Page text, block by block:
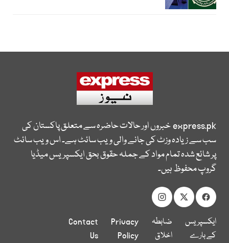
express.pkخبروں اور حالات حاضرہ سے متعلق پاکستان کی
سب سے زیادہ وزٹ کی جانے والی ویب سائٹ ہے۔ اس ویب سائٹ
پر شائع شدہ تمام مواد کے جملہ حقوق بحق ایکسپریس میڈیا
گروپ محفوظ ہیں۔
ایکسپریس
کے بارے
ضابطہ
اخلاق
Privacy
Policy
Contact
Us